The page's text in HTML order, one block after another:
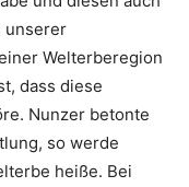
unserer
Welterberegion
dass diese
Nunzer betonte
so werde
heiße. Bei